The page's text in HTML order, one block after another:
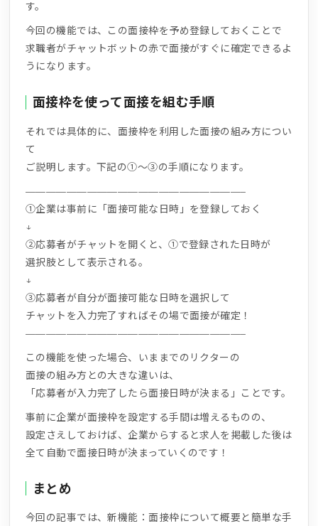
す。
今回の機能では、この面接枠を予め登録しておくことで
求職者がチャットボットの赤で面接がすぐに確定できるよ
うになります。
面接枠を使って面接を組む手順
それでは具体的に、面接枠を利用した面接の組み方につい
て
ご説明します。下記の①～③の手順になります。
—————————————————————–
①企業は事前に「面接可能な日時」を登録しておく
↓
②応募者がチャットを開くと、①で登録された日時が
選択肢として表示される。
↓
③応募者が自分が面接可能な日時を選択して
チャットを入力完了すればその場で面接が確定！
—————————————————————–
この機能を使った場合、いままでのリクターの
面接の組み方との大きな違いは、
「応募者が入力完了したら面接日時が決まる」ことです。
事前に企業が面接枠を設定する手間は増えるものの、
設定さえしておけば、企業からすると求人を掲載した後は
全て自動で面接日時が決まっていくのです！
まとめ
今回の記事では、新機能：面接枠について概要と簡単な手